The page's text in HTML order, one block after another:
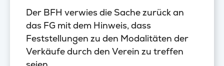
Der BFH verwies die Sache zurück an
das FG mit dem Hinweis, dass
Feststellungen zu den Modalitäten der
Verkäufe durch den Verein zu treffen